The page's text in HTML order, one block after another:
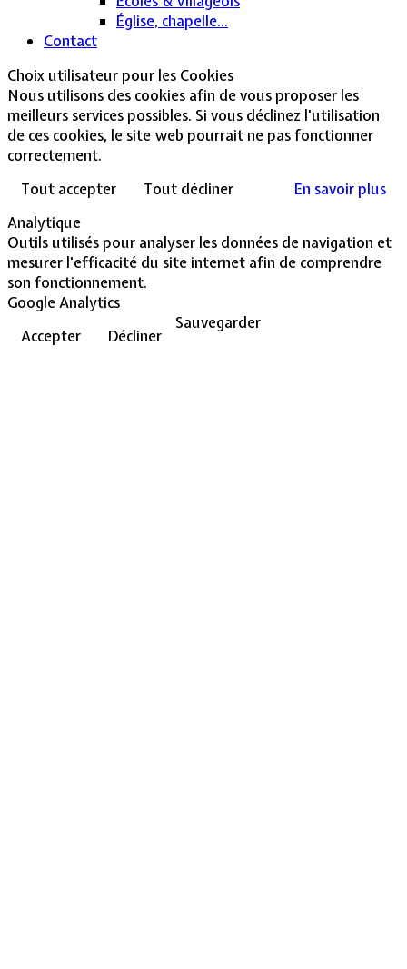
Église, chapelle...
Contact
Choix utilisateur pour les Cookies
Nous utilisons des cookies afin de vous proposer les
meilleurs services possibles. Si vous déclinez l'utilisation
de ces cookies, le site web pourrait ne pas fonctionner
correctement.
Tout accepter
Tout décliner
En savoir plus
Analytique
Outils utilisés pour analyser les données de navigation et
mesurer l'efficacité du site internet afin de comprendre
son fonctionnement.
Google Analytics
Accepter
Décliner
Sauvegarder